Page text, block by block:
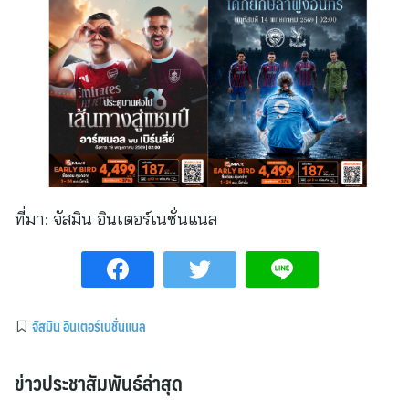
ที่มา: จัสมิน อินเตอร์เนชั่นแนล
จัสมิน อินเตอร์เนชั่นแนล
ข่าวประชาสัมพันธ์ล่าสุด